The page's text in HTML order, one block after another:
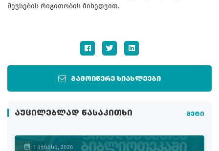
გამოიწერე სიახლეები
ᲐᲣᲪᲘᲚᲔᲑᲚᲐᲓ ᲬᲐᲡᲐᲙᲘᲗᲮᲘ მეტი
1 ივნისი, 2026
შევსების რიგითობის მიხედვით.